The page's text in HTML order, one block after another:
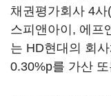
채권평가회사 4사
스피앤아이, 에프
는 HD현대의 회
0.30%p를 가산